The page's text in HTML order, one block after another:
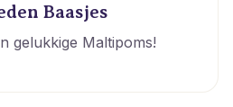
Baasjes
gelukkige Maltipoms!